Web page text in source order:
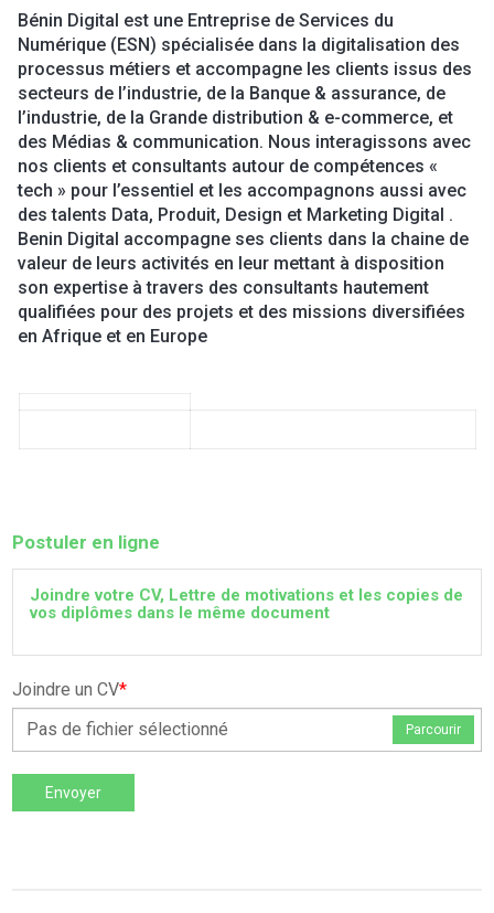
Bénin Digital est une Entreprise de Services du
Numérique (ESN) spécialisée dans la digitalisation des
processus métiers et accompagne les clients issus des
secteurs de l’industrie, de la Banque & assurance, de
l’industrie, de la Grande distribution & e-commerce, et
des Médias & communication. Nous interagissons avec
nos clients et consultants autour de compétences «
tech » pour l’essentiel et les accompagnons aussi avec
des talents Data, Produit, Design et Marketing Digital .
Benin Digital accompagne ses clients dans la chaine de
valeur de leurs activités en leur mettant à disposition
son expertise à travers des consultants hautement
qualifiées pour des projets et des missions diversifiées
en Afrique et en Europe
Postuler en ligne
Joindre votre CV, Lettre de motivations et les copies de
vos diplômes dans le même document
Joindre un CV*
Pas de fichier sélectionné
Parcourir
Envoyer